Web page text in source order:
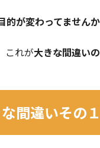
的が変わってません
これが大きな間違い
間違いその